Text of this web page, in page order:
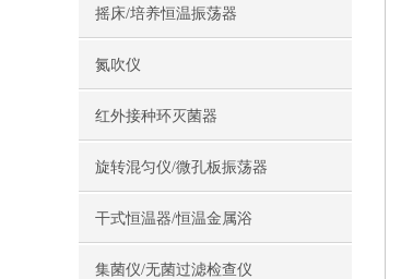
摇床/培养恒温振荡器
氮吹仪
红外接种环灭菌器
旋转混匀仪/微孔板振荡器
干式恒温器/恒温金属浴
集菌仪/无菌过滤检查仪